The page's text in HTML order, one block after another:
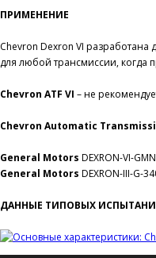
ПРИМЕНЕНИЕ
Chevron Dexron VI разработана
для любой трансмиссии, когда
Chevron ATF VI – не
Chevron Automatic
General Motors DEXRON-VI-
General Motors DEXRON-III-G-
ДАННЫЕ ТИПОВЫХ